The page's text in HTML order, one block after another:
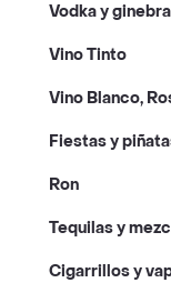
Vodka y ginebra
Vino Tinto
Vino Blanco,
Fiestas y
Ron
Tequilas y
Cigarrillos y